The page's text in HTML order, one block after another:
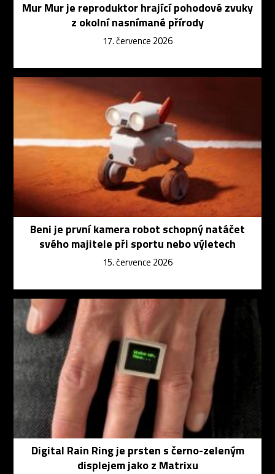
Mur Mur je reproduktor hrající pohodové zvuky
z okolní nasnímané přírody
17. července 2026
Beni je první kamera robot schopný natáčet
svého majitele při sportu nebo výletech
15. července 2026
Digital Rain Ring je prsten s černo-zeleným
displejem jako z Matrixu